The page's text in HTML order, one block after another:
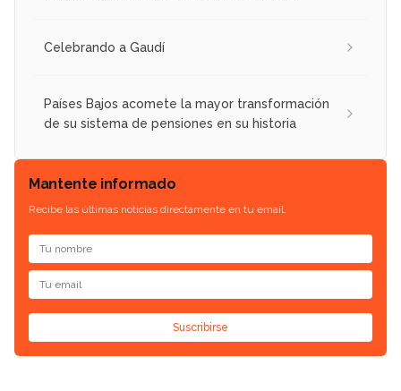
Celebrando a Gaudí
Países Bajos acomete la mayor transformación
de su sistema de pensiones en su historia
Mantente informado
Recibe las últimas noticias directamente en tu email.
Suscribirse